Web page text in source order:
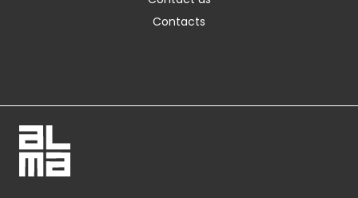
Contacts